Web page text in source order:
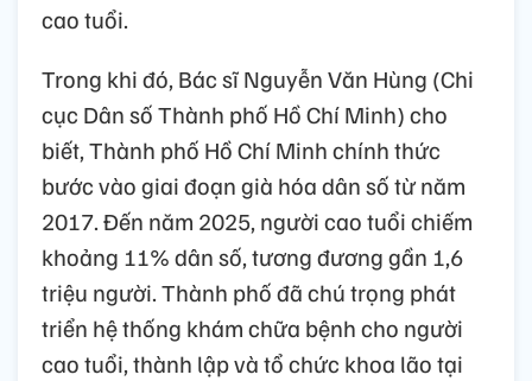
cao tuổi.
Trong khi đó, Bác sĩ Nguyễn Văn Hùng (Chi
cục Dân số Thành phố Hồ Chí Minh) cho
biết, Thành phố Hồ Chí Minh chính thức
bước vào giai đoạn già hóa dân số từ năm
2017. Đến năm 2025, người cao tuổi chiếm
khoảng 11% dân số, tương đương gần 1,6
triệu người. Thành phố đã chú trọng phát
triển hệ thống khám chữa bệnh cho người
cao tuổi, thành lập và tổ chức khoa lão tại